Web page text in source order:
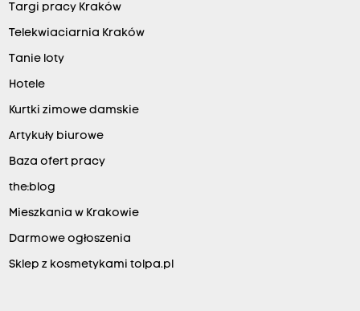
Targi pracy Kraków
Telekwiaciarnia Kraków
Tanie loty
Hotele
Kurtki zimowe damskie
Artykuły biurowe
Baza ofert pracy
the:blog
Mieszkania w Krakowie
Darmowe ogłoszenia
Sklep z kosmetykami tolpa.pl